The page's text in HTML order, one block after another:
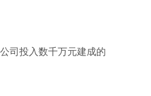
司投入数千万元建成的